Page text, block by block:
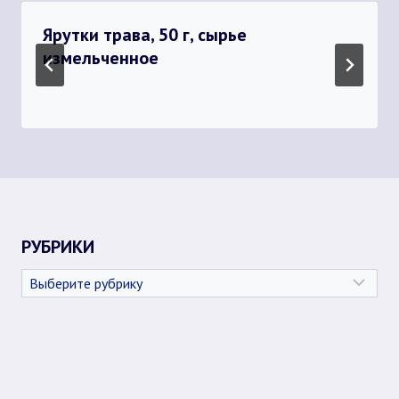
Ярутки трава, 50 г, сырье
измельченное
РУБРИКИ
Рубрики